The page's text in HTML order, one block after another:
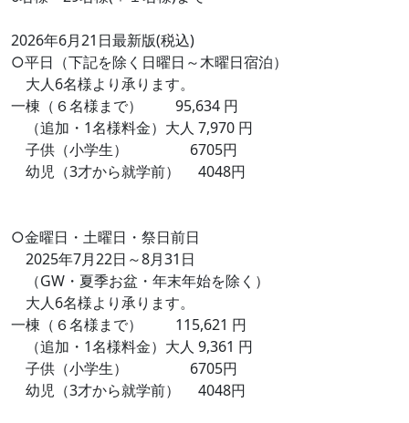
2026年6月21日最新版(税込)
○平日（下記を除く日曜日～木曜日宿泊）
大人6名様より承ります。
一棟（６名様まで） 95,634 円
（追加・1名様料金）大人 7,970 円
子供（小学生） 6705円
幼児（3才から就学前） 4048円
○金曜日・土曜日・祭日前日
2025年7月22日～8月31日
（GW・夏季お盆・年末年始を除く）
大人6名様より承ります。
一棟（６名様まで） 115,621 円
（追加・1名様料金）大人 9,361 円
子供（小学生） 6705円
幼児（3才から就学前） 4048円